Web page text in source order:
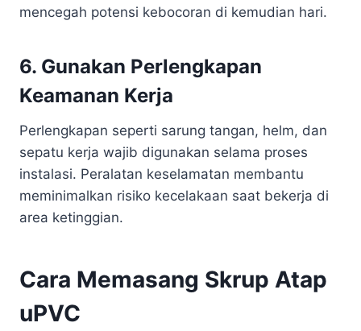
mencegah potensi kebocoran di kemudian hari.
6. Gunakan Perlengkapan
Keamanan Kerja
Perlengkapan seperti sarung tangan, helm, dan
sepatu kerja wajib digunakan selama proses
instalasi. Peralatan keselamatan membantu
meminimalkan risiko kecelakaan saat bekerja di
area ketinggian.
Cara Memasang Skrup Atap
uPVC